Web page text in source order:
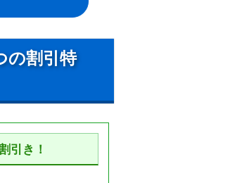
の割引特
引き！